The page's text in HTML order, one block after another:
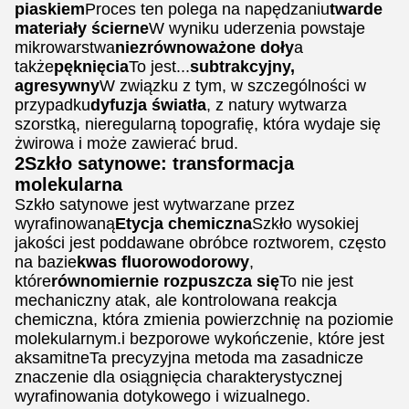
piaskiemProces ten polega na napędzaniutwarde
materiały ścierneW wyniku uderzenia powstaje
mikrowarstwaniezrównoważone dołya
takżepęknięciaTo jest...subtrakcyjny,
agresywnyW związku z tym, w szczególności w
przypadkudyfuzja światła, z natury wytwarza
szorstką, nieregularną topografię, która wydaje się
żwirowa i może zawierać brud.
2Szkło satynowe: transformacja
molekularna
Szkło satynowe jest wytwarzane przez
wyrafinowanąEtycja chemicznaSzkło wysokiej
jakości jest poddawane obróbce roztworem, często
na baziekwas fluorowodorowy,
którerównomiernie rozpuszcza sięTo nie jest
mechaniczny atak, ale kontrolowana reakcja
chemiczna, która zmienia powierzchnię na poziomie
molekularnym.i bezporowe wykończenie, które jest
aksamitneTa precyzyjna metoda ma zasadnicze
znaczenie dla osiągnięcia charakterystycznej
wyrafinowania dotykowego i wizualnego.